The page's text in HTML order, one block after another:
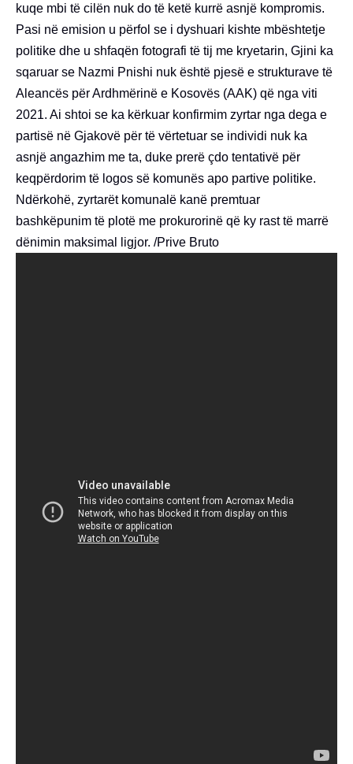
kuqe mbi të cilën nuk do të ketë kurrë asnjë kompromis.
Pasi në emision u përfol se i dyshuari kishte mbështetje
politike dhe u shfaqën fotografi të tij me kryetarin, Gjini ka
sqaruar se Nazmi Pnishi nuk është pjesë e strukturave të
Aleancës për Ardhmërinë e Kosovës (AAK) që nga viti
2021. Ai shtoi se ka kërkuar konfirmim zyrtar nga dega e
partisë në Gjakovë për të vërtetuar se individi nuk ka
asnjë angazhim me ta, duke prerë çdo tentativë për
keqpërdorim të logos së komunës apo partive politike.
Ndërkohë, zyrtarët komunalë kanë premtuar
bashkëpunim të plotë me prokurorinë që ky rast të marrë
dënimin maksimal ligjor. /Prive Bruto